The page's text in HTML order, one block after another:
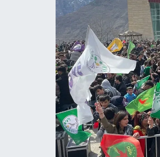
Son Dakika
Teknoloji